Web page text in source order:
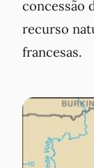
concessão
recurso
francesas.